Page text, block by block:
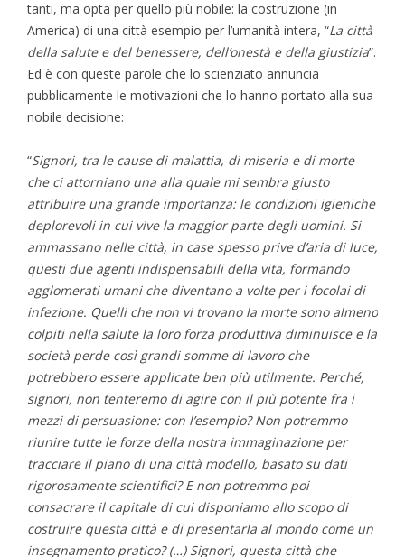
tanti, ma opta per quello più nobile: la costruzione (in
America) di una città esempio per l’umanità intera, “La città
della salute e del benessere, dell’onestà e della giustizia”.
Ed è con queste parole che lo scienziato annuncia
pubblicamente le motivazioni che lo hanno portato alla sua
nobile decisione:
“Signori, tra le cause di malattia, di miseria e di morte
che ci attorniano una alla quale mi sembra giusto
attribuire una grande importanza: le condizioni igieniche
deplorevoli in cui vive la maggior parte degli uomini. Si
ammassano nelle città, in case spesso prive d’aria di luce,
questi due agenti indispensabili della vita, formando
agglomerati umani che diventano a volte per i focolai di
infezione. Quelli che non vi trovano la morte sono almeno
colpiti nella salute la loro forza produttiva diminuisce e la
società perde così grandi somme di lavoro che
potrebbero essere applicate ben più utilmente. Perché,
signori, non tenteremo di agire con il più potente fra i
mezzi di persuasione: con l’esempio? Non potremmo
riunire tutte le forze della nostra immaginazione per
tracciare il piano di una città modello, basato su dati
rigorosamente scientifici? E non potremmo poi
consacrare il capitale di cui disponiamo allo scopo di
costruire questa città e di presentarla al mondo come un
insegnamento pratico? (…) Signori, questa città che